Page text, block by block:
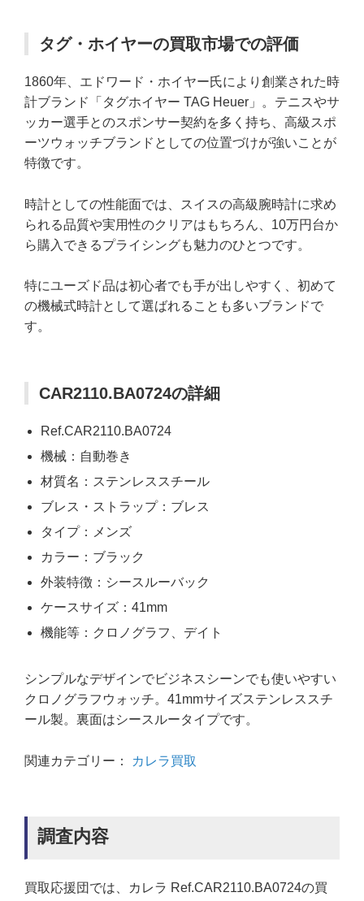
タグ・ホイヤーの買取市場での評価
1860年、エドワード・ホイヤー氏により創業された時
計ブランド「タグホイヤー TAG Heuer」。テニスやサ
ッカー選手とのスポンサー契約を多く持ち、高級スポ
ーツウォッチブランドとしての位置づけが強いことが
特徴です。
時計としての性能面では、スイスの高級腕時計に求め
られる品質や実用性のクリアはもちろん、10万円台か
ら購入できるプライシングも魅力のひとつです。
特にユーズド品は初心者でも手が出しやすく、初めて
の機械式時計として選ばれることも多いブランドで
す。
CAR2110.BA0724の詳細
Ref.CAR2110.BA0724
機械：自動巻き
材質名：ステンレススチール
ブレス・ストラップ：ブレス
タイプ：メンズ
カラー：ブラック
外装特徴：シースルーバック
ケースサイズ：41mm
機能等：クロノグラフ、デイト
シンプルなデザインでビジネスシーンでも使いやすい
クロノグラフウォッチ。41mmサイズステンレススチ
ール製。裏面はシースルータイプです。
関連カテゴリー： カレラ買取
調査内容
買取応援団では、カレラ Ref.CAR2110.BA0724の買